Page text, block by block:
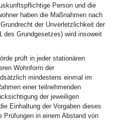
Person und die
haben die Maßnahmen nach
der Unverletzlichkeit der
des Grundgesetzes) wird insoweit
prüft in jeder stationären
Wohnform der
mindestens einmal im
einer teilnehmenden
der jeweiligen
Einhaltung der Vorgaben dieses
Prüfungen in einem Abstand von